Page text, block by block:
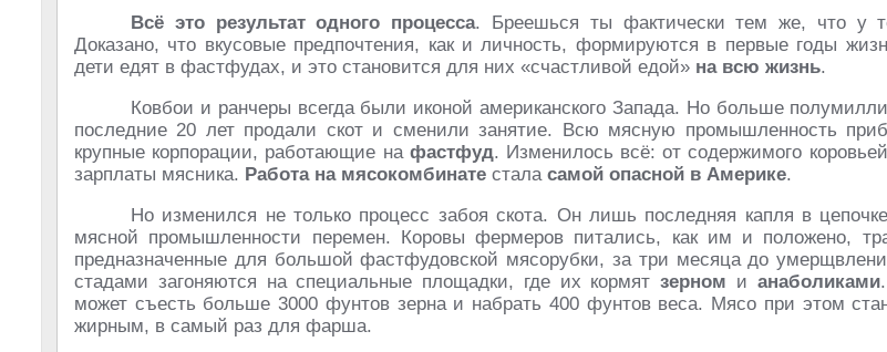
Всё это результат одного процесса. Бреешься ты фактически тем же, что у
Доказано, что вкусовые предпочтения, как и личность, формируются в первые годы
дети едят в фастфудах, и это становится для них «счастливой едой» на всю жизнь.
Ковбои и ранчеры всегда были иконой американского Запада. Но больше
последние 20 лет продали скот и сменили занятие. Всю мясную промышленность
крупные корпорации, работающие на фастфуд. Изменилось всё: от содержимого
зарплаты мясника. Работа на мясокомбинате стала самой опасной в Америке.
Но изменился не только процесс забоя скота. Он лишь последняя капля в
мясной промышленности перемен. Коровы фермеров питались, как им и положено,
предназначенные для большой фастфудовской мясорубки, за три месяца до
стадами загоняются на специальные площадки, где их кормят зерном и анаболиками
может съесть больше 3000 фунтов зерна и набрать 400 фунтов веса. Мясо при этом
жирным, в самый раз для фарша.